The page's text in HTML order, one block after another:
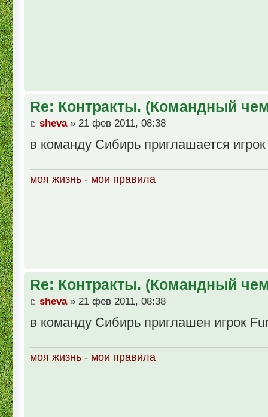
Re: Контракты. (Командный
sheva» 21 фев 2011, 08:38
в команду Сибирь приглашается
моя жизнь - мои правила
Re: Контракты. (Командный
sheva» 21 фев 2011, 08:38
в команду Сибирь приглашен игрок
моя жизнь - мои правила